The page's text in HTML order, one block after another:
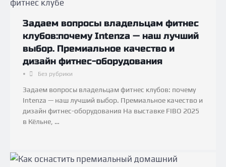
Задаем вопросы владельцам фитнес
клубов:почему Intenza — наш лучший
выбор. Премиальное качество и
дизайн фитнес-оборудования
• Без рубрики
Задаем вопросы владельцам фитнес клубов: почему
Intenza — наш лучший выбор. Премиальное качество и
дизайн фитнес-оборудования На выставке FIBO 2025
в Кёльне, …